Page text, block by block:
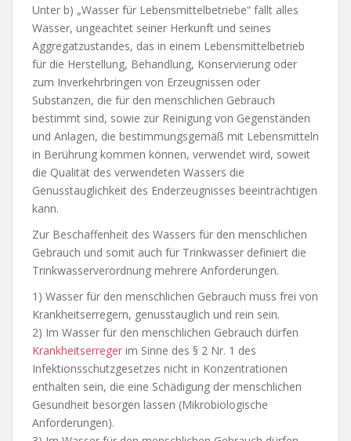
Unter b) „Wasser für Lebensmittelbetriebe“ fällt alles
Wasser, ungeachtet seiner Herkunft und seines
Aggregatzustandes, das in einem Lebensmittelbetrieb
für die Herstellung, Behandlung, Konservierung oder
zum Inverkehrbringen von Erzeugnissen oder
Substanzen, die für den menschlichen Gebrauch
bestimmt sind, sowie zur Reinigung von Gegenständen
und Anlagen, die bestimmungsgemäß mit Lebensmitteln
in Berührung kommen können, verwendet wird, soweit
die Qualität des verwendeten Wassers die
Genusstauglichkeit des Enderzeugnisses beeinträchtigen
kann.
Zur Beschaffenheit des Wassers für den menschlichen
Gebrauch und somit auch für Trinkwasser definiert die
Trinkwasserverordnung mehrere Anforderungen.
1) Wasser für den menschlichen Gebrauch muss frei von
Krankheitserregern, genusstauglich und rein sein.
2) Im Wasser für den menschlichen Gebrauch dürfen
Krankheitserreger im Sinne des § 2 Nr. 1 des
Infektionsschutzgesetzes nicht in Konzentrationen
enthalten sein, die eine Schädigung der menschlichen
Gesundheit besorgen lassen (Mikrobiologische
Anforderungen).